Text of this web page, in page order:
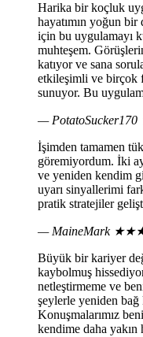
Harika bir koçluk
hayatımın yoğun
için bu uygulamayı
muhteşem.
katıyor ve sana
etkileşimli ve birçok
sunuyor. Bu
— PotatoSucker170
İşimden tamamen
göremiyordum. İki
ve yeniden kendim
uyarı sinyallerimi
pratik stratejiler
— MaineMark
Büyük bir kariyer
kaybolmuş
netleştirmeme ve
şeylerle yeniden bağ
Konuşmalarımız
kendime daha